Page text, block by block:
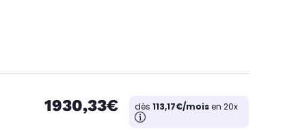
1930,33€ dès 113,17€/moisen 20x